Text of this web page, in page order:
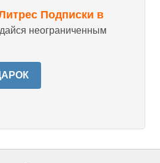
Подписки в
неограниченным